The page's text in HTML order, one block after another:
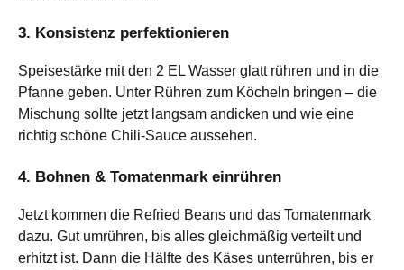
3. Konsistenz perfektionieren
Speisestärke mit den 2 EL Wasser glatt rühren und in die
Pfanne geben. Unter Rühren zum Köcheln bringen – die
Mischung sollte jetzt langsam andicken und wie eine
richtig schöne Chili-Sauce aussehen.
4. Bohnen & Tomatenmark einrühren
Jetzt kommen die Refried Beans und das Tomatenmark
dazu. Gut umrühren, bis alles gleichmäßig verteilt und
erhitzt ist. Dann die Hälfte des Käses unterrühren, bis er